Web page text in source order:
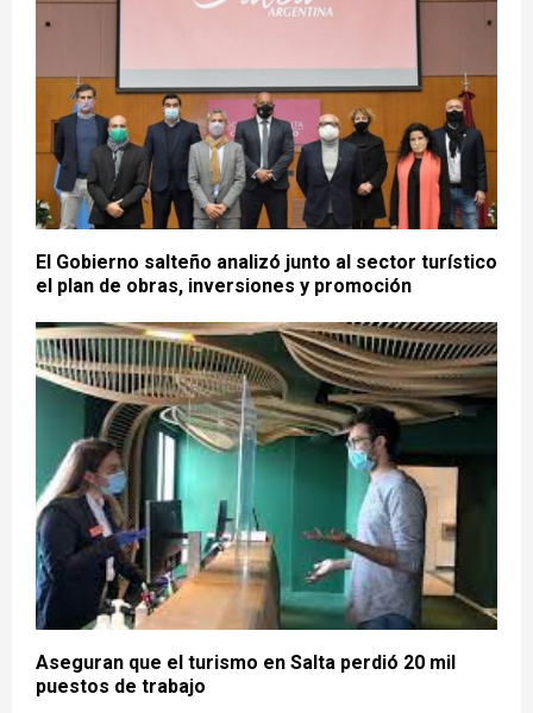
El Gobierno salteño analizó junto al sector turístico
el plan de obras, inversiones y promoción
Aseguran que el turismo en Salta perdió 20 mil
puestos de trabajo